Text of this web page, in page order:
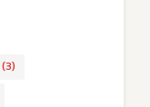
(3)